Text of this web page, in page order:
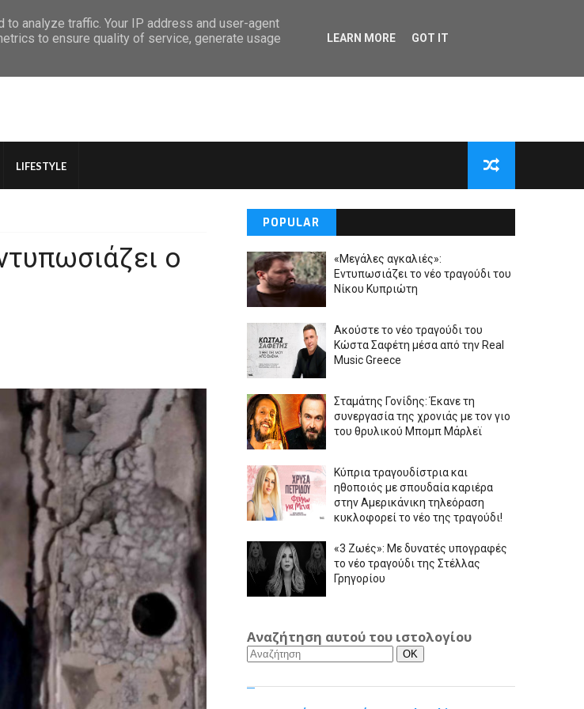
LIFESTYLE
ο
POPULAR
«Μεγάλες αγκαλιές»:
Εντυπωσιάζει το νέο τραγούδι του
Νίκου Κυπριώτη
Ακούστε το νέο τραγούδι του
Κώστα Σαφέτη μέσα από την Real
Music Greece
Σταμάτης Γονίδης: Έκανε τη
συνεργασία της χρονιάς με τον γιο
του θρυλικού Μπομπ Μάρλεϊ
Κύπρια τραγουδίστρια και
ηθοποιός με σπουδαία καριέρα
στην Αμερικάνικη τηλεόραση
κυκλοφορεί το νέο της τραγούδι!
«3 Ζωές»: Με δυνατές υπογραφές
το νέο τραγούδι της Στέλλας
Γρηγορίου
Αναζήτηση αυτού του ιστολογίου
analyze traffic. Your IP address and user-agent
to ensure quality of service, generate usage
LEARN MORE GOT IT